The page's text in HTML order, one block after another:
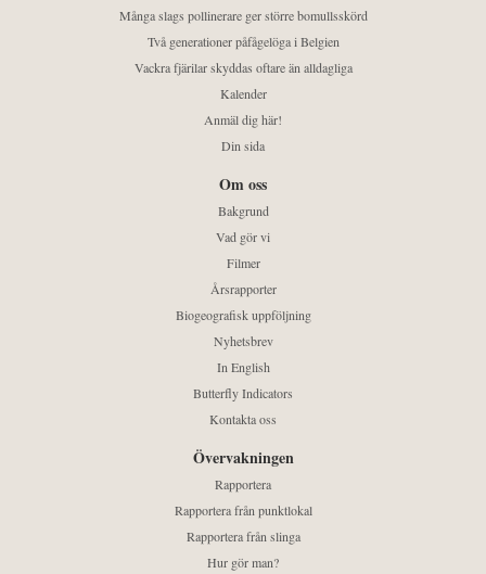
Många slags pollinerare ger större bomullsskörd
Två generationer påfågelöga i Belgien
Vackra fjärilar skyddas oftare än alldagliga
Kalender
Anmäl dig här!
Din sida
Om oss
Bakgrund
Vad gör vi
Filmer
Årsrapporter
Biogeografisk uppföljning
Nyhetsbrev
In English
Butterfly Indicators
Kontakta oss
Övervakningen
Rapportera
Rapportera från punktlokal
Rapportera från slinga
Hur gör man?